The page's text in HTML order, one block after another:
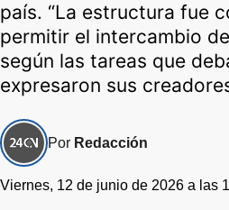
país. “La estructura fue
permitir el intercambio
según las tareas que
expresaron sus
Por Redacción
Viernes, 12 de junio de 2026 a las